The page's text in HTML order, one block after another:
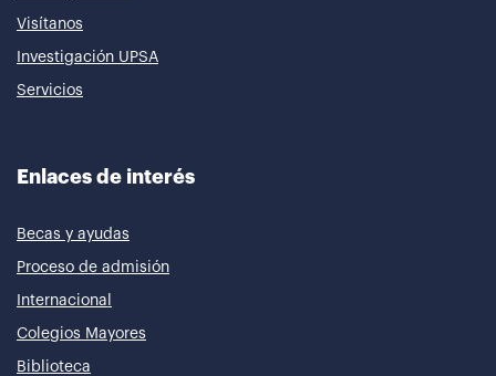
Visítanos
Investigación UPSA
Servicios
Enlaces de interés
Becas y ayudas
Proceso de admisión
Internacional
Colegios Mayores
Biblioteca